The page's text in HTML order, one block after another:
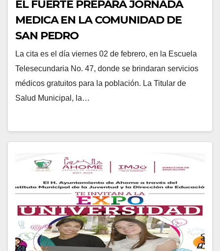
EL FUERTE PREPARA JORNADA
MEDICA EN LA COMUNIDAD DE
SAN PEDRO
La cita es el día viernes 02 de febrero, en la Escuela
Telesecundaria No. 47, donde se brindaran servicios
médicos gratuitos para la población. La Titular de
Salud Municipal, la…